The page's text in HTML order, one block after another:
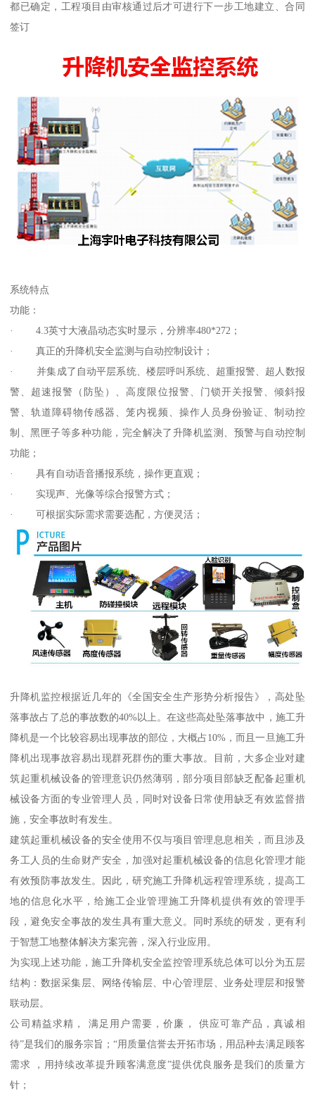
都已确定，工程项目由审核通过后才可进行下一步工地建立、合同
签订
系统特点
功能：
· 4.3英寸大液晶动态实时显示，分辨率480*272；
· 真正的升降机安全监测与自动控制设计；
· 并集成了自动平层系统、楼层呼叫系统、超重报警、超人数报
警、超速报警（防坠）、高度限位报警、门锁开关报警、倾斜报
警、轨道障碍物传感器、笼内视频、操作人员身份验证、制动控
制、黑匣子等多种功能，完全解决了升降机监测、预警与自动控制
功能；
· 具有自动语音播报系统，操作更直观；
· 实现声、光像等综合报警方式；
· 可根据实际需求需要选配，方便灵活；
升降机监控根据近几年的《全国安全生产形势分析报告》，高处坠
落事故占了总的事故数的40%以上。在这些高处坠落事故中，施工升
降机是一个比较容易出现事故的部位，大概占10%，而且一旦施工升
降机出现事故容易出现群死群伤的重大事故。目前，大多企业对建
筑起重机械设备的管理意识仍然薄弱，部分项目部缺乏配备起重机
械设备方面的专业管理人员，同时对设备日常使用缺乏有效监督措
施，安全事故时有发生。
建筑起重机械设备的安全使用不仅与项目管理息息相关，而且涉及
务工人员的生命财产安全，加强对起重机械设备的信息化管理才能
有效预防事故发生。因此，研究施工升降机远程管理系统，提高工
地的信息化水平，给施工企业管理施工升降机提供有效的管理手
段，避免安全事故的发生具有重大意义。同时系统的研发，更有利
于智慧工地整体解决方案完善，深入行业应用。
为实现上述功能，施工升降机安全监控管理系统总体可以分为五层
结构：数据采集层、网络传输层、中心管理层、业务处理层和报警
联动层。
公司精益求精， 满足用户需要，价廉， 供应可靠产品，真诚相
待”是我们的服务宗旨；“用质量信誉去开拓市场，用品种去满足顾客
需求 ，用持续改革提升顾客满意度”提供优良服务是我们的质量方
针；